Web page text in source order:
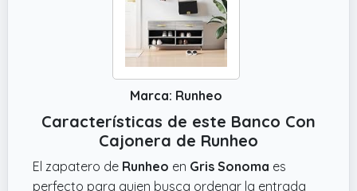
Marca: Runheo
Características de este Banco Con
Cajonera de Runheo
El zapatero de Runheo en Gris Sonoma es
perfecto para quien busca ordenar la entrada